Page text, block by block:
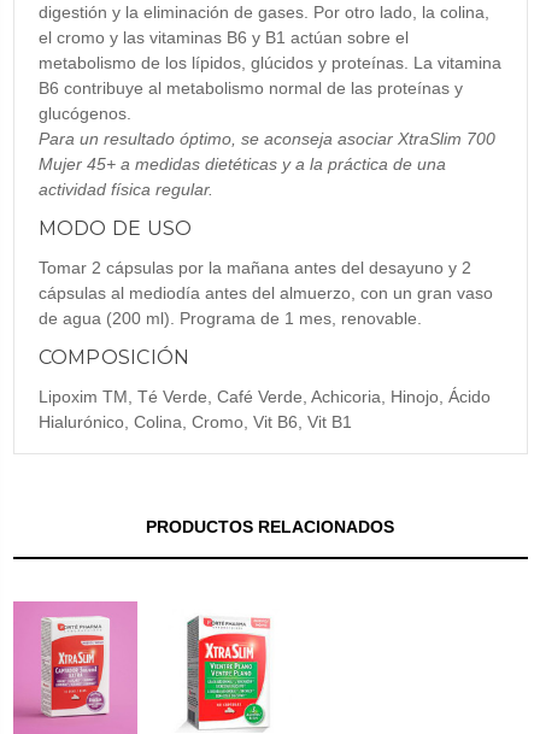
digestión y la eliminación de gases. Por otro lado, la colina,
el cromo y las vitaminas B6 y B1 actúan sobre el
metabolismo de los lípidos, glúcidos y proteínas. La vitamina
B6 contribuye al metabolismo normal de las proteínas y
glucógenos.
Para un resultado óptimo, se aconseja asociar XtraSlim 700
Mujer 45+ a medidas dietéticas y a la práctica de una
actividad física regular.
MODO DE USO
Tomar 2 cápsulas por la mañana antes del desayuno y 2
cápsulas al mediodía antes del almuerzo, con un gran vaso
de agua (200 ml). Programa de 1 mes, renovable.
COMPOSICIÓN
Lipoxim TM, Té Verde, Café Verde, Achicoria, Hinojo, Ácido
Hialurónico, Colina, Cromo, Vit B6, Vit B1
PRODUCTOS RELACIONADOS